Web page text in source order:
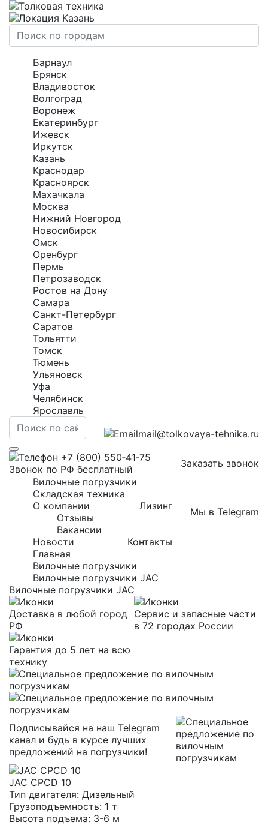
Казань
Барнаул
Брянск
Владивосток
Волгоград
Воронеж
Екатеринбург
Ижевск
Иркутск
Казань
Краснодар
Красноярск
Махачкала
Москва
Нижний Новгород
Новосибирск
Омск
Оренбург
Пермь
Петрозаводск
Ростов на Дону
Самара
Санкт-Петербург
Саратов
Тольятти
Томск
Тюмень
Ульяновск
Уфа
Челябинск
Ярославль
mail@tolkovaya-tehnika.ru
+7 (800) 550‑41‑75
Звонок по РФ бесплатный
Заказать звонок
Вилочные погрузчики
Складская техника
О компании
Отзывы
Вакансии
Лизинг
Новости Контакты
Мы в Telegram
Главная
Вилочные погрузчики
Вилочные погрузчики JAC
Вилочные погрузчики JAC
Доставка в любой город
РФ
Сервис и запасные части
в 72 городах России
Гарантия до 5 лет на всю
технику
Подписывайся на наш Telegram
канал и будь в курсе лучших
предложений на погрузчики!
JAC CPCD 10
Тип двигателя: Дизельный
Грузоподъемность: 1 т
Высота подъема: 3-6 м